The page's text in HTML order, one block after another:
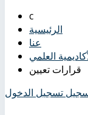
الرئيسية
عنا
العلمي
قرارات تعيين
تسجيل الدخول